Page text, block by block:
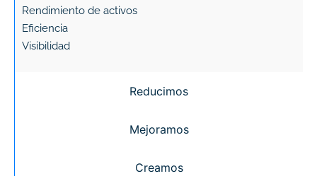
Reducimos
Mejoramos
Creamos
Rendimiento de activos
Eficiencia
Visibilidad